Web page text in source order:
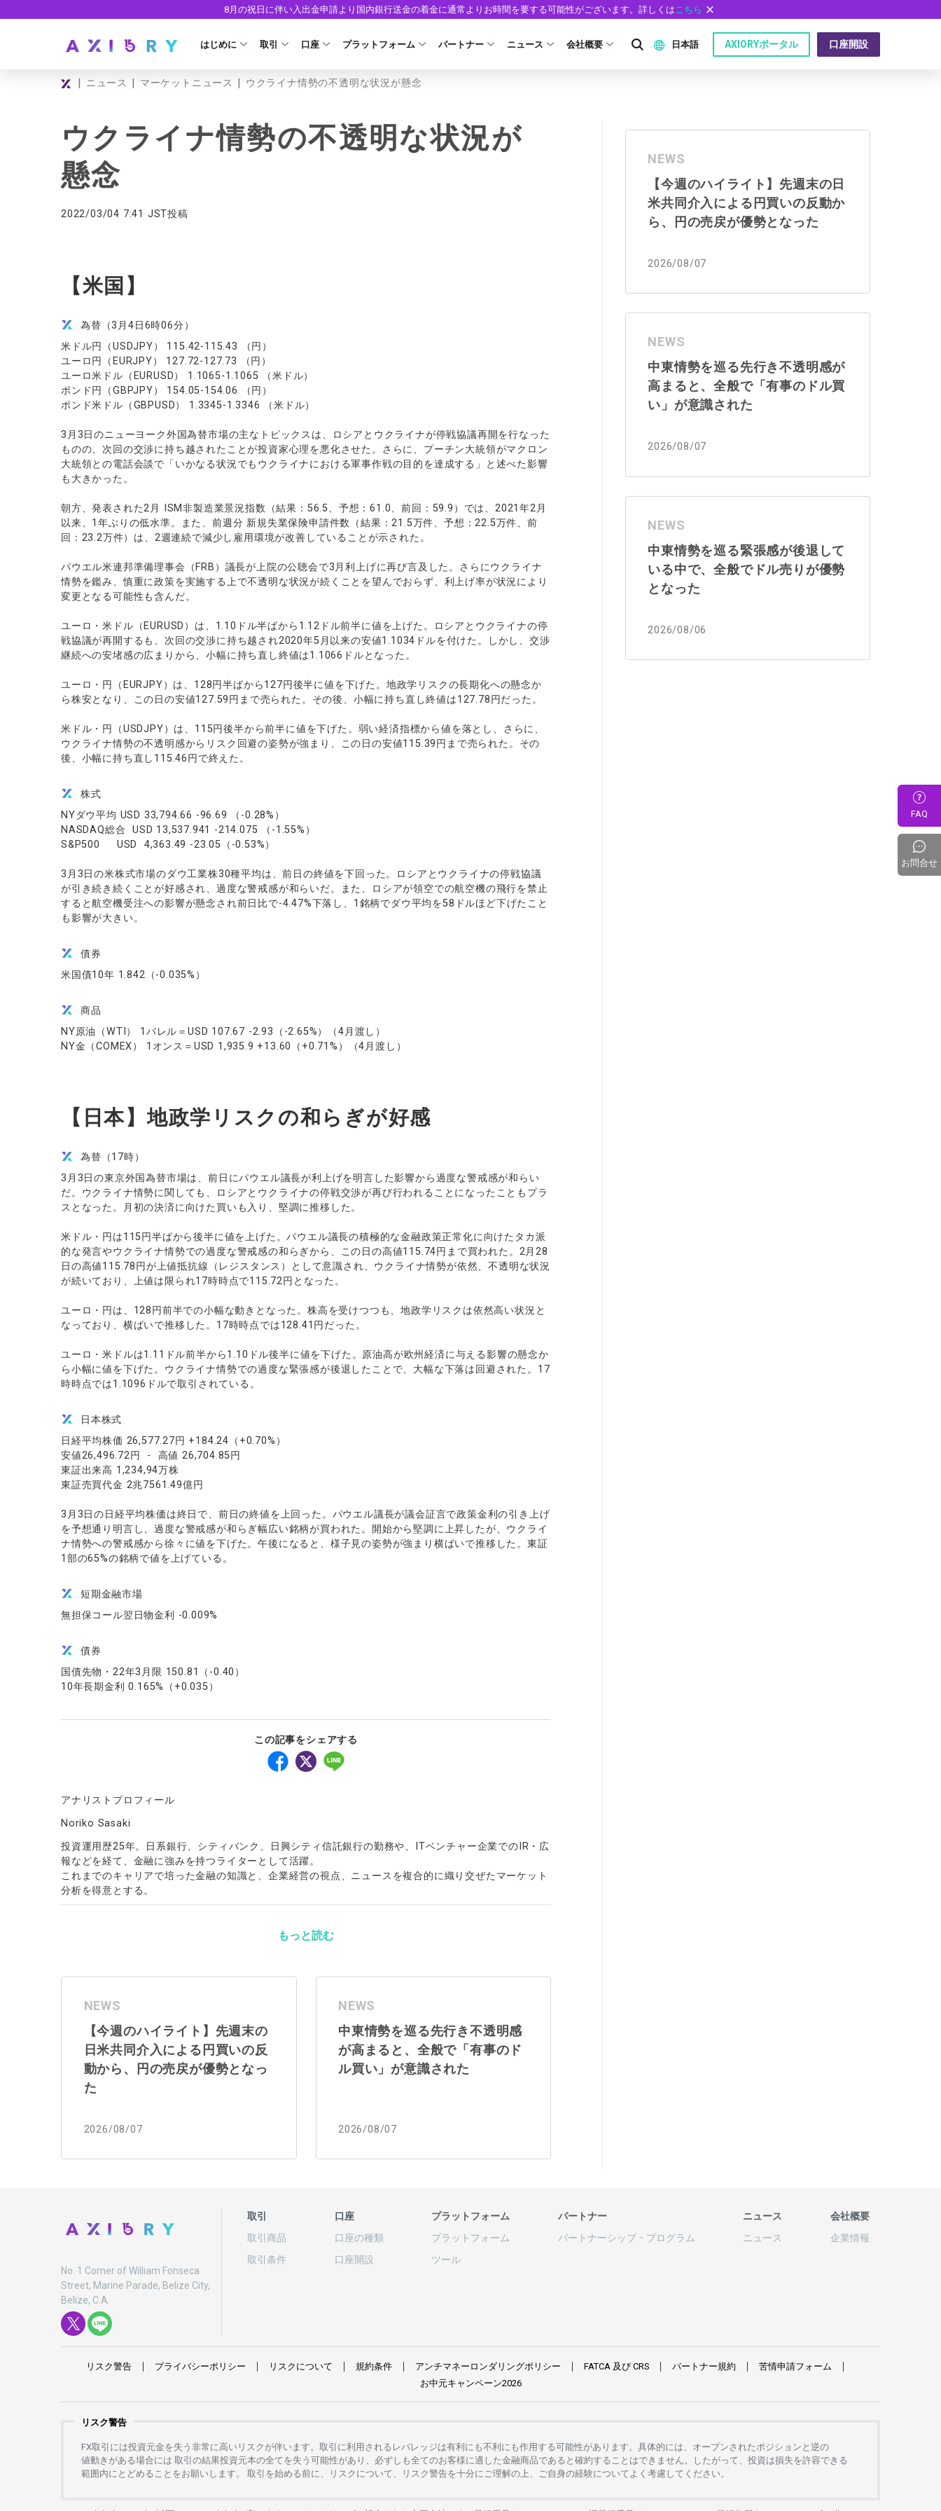
8月の祝日に伴い入出金申請より国内銀行送金の着金に通常よりお時間を要する可能性がございます。詳しくはこちら
はじめに
ライセンス
安全性
取引
FX（通貨ペア）
現物株式
バトルCFD
スプレッド・手数料
ゼロカットとロスカット
口座
口座タイプ
法人のお客様
口座開設フォーム
必要書類
プラットフォーム
MT5
MT4
MT4/MT5 ヒストリカルデータ
EA(エキスパートアドバイザー)
パートナー
イントロデュース・パートナープログラム（IP）
特別・VIPプログラム
ニュース
お知らせ
マーケットニュース
会社概要 日本語
日本語
عربى
Русский
Español
Tiếng Việt
AXIORYポータル 口座開設
| ニュース | マーケットニュース | ウクライナ情勢の不透明な状況が懸念
ウクライナ情勢の不透明な状況が
懸念
2022/03/04 7:41 JST投稿
【米国】
為替（3月4日6時06分）
米ドル円（USDJPY） 115.42-115.43 （円）
ユーロ円（EURJPY） 127.72-127.73 （円）
ユーロ米ドル（EURUSD） 1.1065-1.1065 （米ドル）
ポンド円（GBPJPY） 154.05-154.06 （円）
ポンド米ドル（GBPUSD） 1.3345-1.3346 （米ドル）
3月3日のニューヨーク外国為替市場の主なトピックスは、ロシアとウクライナが停戦協議再開を行なった
ものの、次回の交渉に持ち越されたことが投資家心理を悪化させた。さらに、プーチン大統領がマクロン
大統領との電話会談で「いかなる状況でもウクライナにおける軍事作戦の目的を達成する」と述べた影響
も大きかった。
朝方、発表された2月 ISM非製造業景況指数（結果：56.5、予想：61.0、前回：59.9）では、2021年2月
以来、1年ぶりの低水準。また、前週分 新規失業保険申請件数（結果：21.5万件、予想：22.5万件、前
回：23.2万件）は、2週連続で減少し雇用環境が改善していることが示された。
パウエル米連邦準備理事会（FRB）議長が上院の公聴会で3月利上げに再び言及した。さらにウクライナ
情勢を鑑み、慎重に政策を実施する上で不透明な状況が続くことを望んでおらず、利上げ率が状況により
変更となる可能性も含んだ。
ユーロ・米ドル（EURUSD）は、1.10ドル半ばから1.12ドル前半に値を上げた。ロシアとウクライナの停
戦協議が再開するも、次回の交渉に持ち越され2020年5月以来の安値1.1034ドルを付けた。しかし、交渉
継続への安堵感の広まりから、小幅に持ち直し終値は1.1066ドルとなった。
ユーロ・円（EURJPY）は、128円半ばから127円後半に値を下げた。地政学リスクの長期化への懸念か
ら株安となり、この日の安値127.59円まで売られた。その後、小幅に持ち直し終値は127.78円だった。
米ドル・円（USDJPY）は、115円後半から前半に値を下げた。弱い経済指標から値を落とし、さらに、
ウクライナ情勢の不透明感からリスク回避の姿勢が強まり、この日の安値115.39円まで売られた。その
後、小幅に持ち直し115.46円で終えた。
株式
NYダウ平均 USD 33,794.66 -96.69 （-0.28%）
NASDAQ総合 USD 13,537.941 -214.075 （-1.55%）
S&P500 USD 4,363.49 -23.05（-0.53%）
3月3日の米株式市場のダウ工業株30種平均は、前日の終値を下回った。ロシアとウクライナの停戦協議
が引き続き続くことが好感され、過度な警戒感が和らいだ。また、ロシアが領空での航空機の飛行を禁止
すると航空機受注への影響が懸念され前日比で-4.47%下落し、1銘柄でダウ平均を58ドルほど下げたこと
も影響が大きい。
債券
米国債10年 1.842（-0.035%）
商品
NY原油（WTI） 1バレル＝USD 107.67 -2.93（-2.65%）（4月渡し）
NY金（COMEX） 1オンス＝USD 1,935.9 +13.60（+0.71%）（4月渡し）
【日本】地政学リスクの和らぎが好感
為替（17時）
3月3日の東京外国為替市場は、前日にパウエル議長が利上げを明言した影響から過度な警戒感が和らい
だ。ウクライナ情勢に関しても、ロシアとウクライナの停戦交渉が再び行われることになったこともプラ
スとなった。月初の決済に向けた買いも入り、堅調に推移した。
米ドル・円は115円半ばから後半に値を上げた。パウエル議長の積極的な金融政策正常化に向けたタカ派
的な発言やウクライナ情勢での過度な警戒感の和らぎから、この日の高値115.74円まで買われた。2月28
日の高値115.78円が上値抵抗線（レジスタンス）として意識され、ウクライナ情勢が依然、不透明な状況
が続いており、上値は限られ17時時点で115.72円となった。
ユーロ・円は、128円前半での小幅な動きとなった。株高を受けつつも、地政学リスクは依然高い状況と
なっており、横ばいで推移した。17時時点では128.41円だった。
ユーロ・米ドルは1.11ドル前半から1.10ドル後半に値を下げた。原油高が欧州経済に与える影響の懸念か
ら小幅に値を下げた。ウクライナ情勢での過度な緊張感が後退したことで、大幅な下落は回避された。17
時時点では1.1096ドルで取引されている。
日本株式
日経平均株価 26,577.27円 +184.24（+0.70%）
安値26,496.72円 - 高値 26,704.85円
東証出来高 1,234,94万株
東証売買代金 2兆7561.49億円
3月3日の日経平均株価は終日で、前日の終値を上回った。パウエル議長が議会証言で政策金利の引き上げ
を予想通り明言し、過度な警戒感が和らぎ幅広い銘柄が買われた。開始から堅調に上昇したが、ウクライ
ナ情勢への警戒感から徐々に値を下げた。午後になると、様子見の姿勢が強まり横ばいで推移した。東証
1部の65%の銘柄で値を上げている。
短期金融市場
無担保コール翌日物金利 -0.009%
債券
国債先物・22年3月限 150.81（-0.40）
10年長期金利 0.165%（+0.035）
この記事をシェアする
アナリストプロフィール
Noriko Sasaki
投資運用歴25年。日系銀行、シティバンク、日興シティ信託銀行の勤務や、ITベンチャー企業でのIR・広
報などを経て、金融に強みを持つライターとして活躍。
これまでのキャリアで培った金融の知識と、企業経営の視点、ニュースを複合的に織り交ぜたマーケット
分析を得意とする。
もっと読む
NEWS
【今週のハイライト】先週末の
日米共同介入による円買いの反
動から、円の売戻が優勢となっ
た
2026/08/07
NEWS
中東情勢を巡る先行き不透明感
が高まると、全般で「有事のド
ル買い」が意識された
2026/08/07
NEWS
【今週のハイライト】先週末の日
米共同介入による円買いの反動か
ら、円の売戻が優勢となった
2026/08/07
NEWS
中東情勢を巡る先行き不透明感が
高まると、全般で「有事のドル買
い」が意識された
2026/08/07
NEWS
中東情勢を巡る緊張感が後退して
いる中で、全般でドル売りが優勢
となった
2026/08/06
No. 1 Corner of William Fonseca
Street, Marine Parade, Belize City,
Belize, C.A.
取引
取引商品
取引条件
口座
口座の種類
口座開設
プラットフォーム
プラットフォーム
ツール
パートナー
パートナーシップ・ プログラム
ニュース
ニュース
会社概要
企業情報
リスク警告 プライバシーポリシー リスクについて 規約条件 アンチマネーロンダリングポリシー FATCA 及び CRS パートナー規約 苦情申請フォーム
お中元キャンペーン2026
リスク警告
FX取引には投資元金を失う 非常に高い リスクが伴います。 取引に利用さ れる レバレッジは有利にも不利にも作用する可能性があります。 具体的には、 オープンさ れた ポジションと 逆の
値動きがある場合には 取引の結果投資元本の全てを失う 可能性があり、 必ずしも全てのお客様に適した金融商品であると 確約することはできません。したがって、 投資は損失を許容できる
範囲内にとどめることをお願いします 。 取引を始める前に、リスクについて、 リスク警告を十分に ご理解の 上、 ご自身の経験について よく 考慮してください。
FAQ
お問合せ